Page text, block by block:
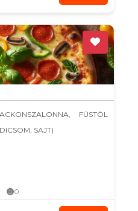
FÜSTÖL
SAJT)
0